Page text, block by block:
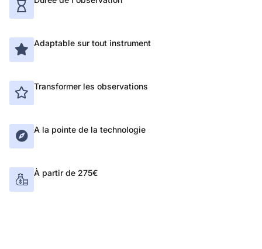
Adaptable sur tout instrument
Transformer les observations
A la pointe de la technologie
À partir de 275€